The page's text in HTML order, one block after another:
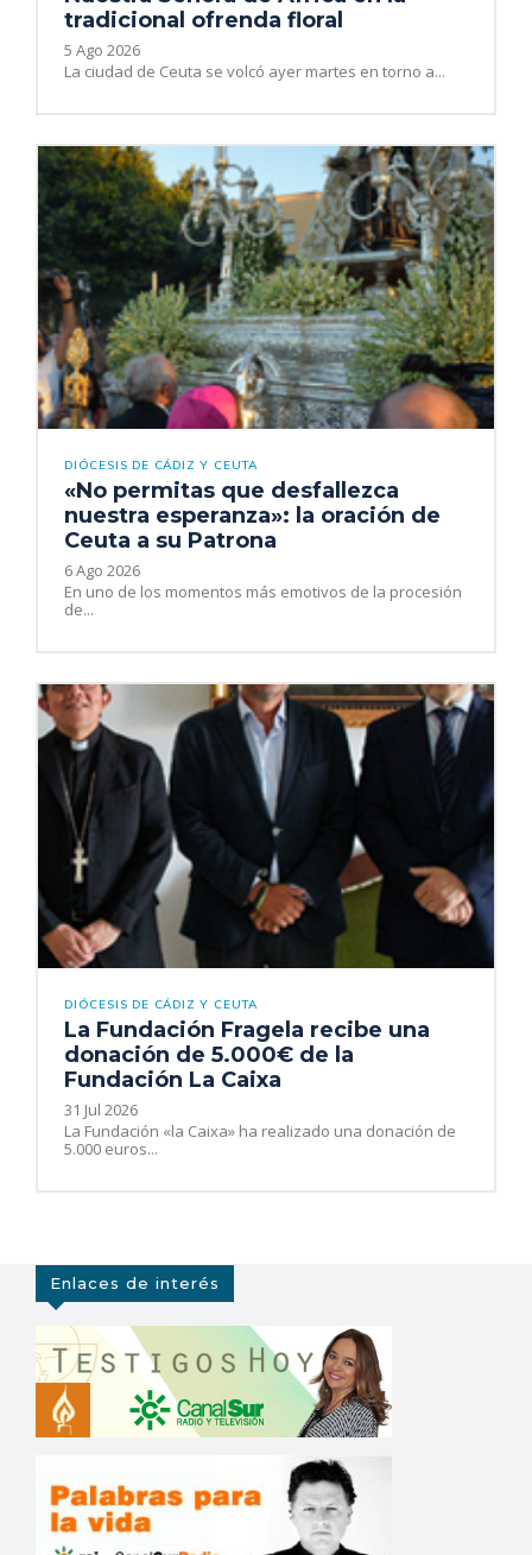
tradicional ofrenda floral
5 Ago 2026
La ciudad de Ceuta se volcó ayer martes en torno a...
DIÓCESIS DE CÁDIZ Y CEUTA
«No permitas que desfallezca
nuestra esperanza»: la oración de
Ceuta a su Patrona
6 Ago 2026
En uno de los momentos más emotivos de la procesión
de...
DIÓCESIS DE CÁDIZ Y CEUTA
La Fundación Fragela recibe una
donación de 5.000€ de la
Fundación La Caixa
31 Jul 2026
La Fundación «la Caixa» ha realizado una donación de
5.000 euros...
Enlaces de interés